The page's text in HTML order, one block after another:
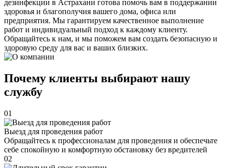
дезинфекции в Астрахани готова помочь вам в поддержании
здоровья и благополучия вашего дома, офиса или
предприятия. Мы гарантируем качественное выполнение
работ и индивидуальный подход к каждому клиенту.
Обращайтесь к нам, и мы поможем вам создать безопасную и
здоровую среду для вас и ваших близких.
Почему клиенты выбирают нашу
службу
01
Выезд для проведения работ
Обращайтесь к профессионалам для проведения и обеспечьте
себе спокойную и комфортную обстановку без вредителей
02